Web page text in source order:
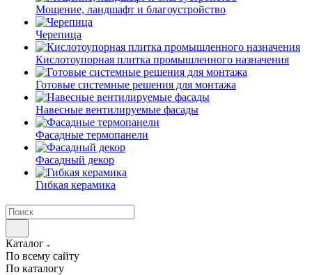
Мощение, ландшафт и благоустройство
Черепица
Кислотоупорная плитка промышленного назначения
Готовые системные решения для монтажа
Навесные вентилируемые фасады
Фасадные термопанели
Фасадный декор
Гибкая керамика
Каталог
По всему сайту
По каталогу